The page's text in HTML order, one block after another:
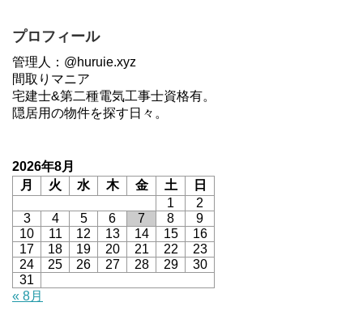
プロフィール
管理人：@huruie.xyz
間取りマニア
宅建士&第二種電気工事士資格有。
隠居用の物件を探す日々。
2026年8月
月
火 水 木 金 土
日
1
2
3
4 5 6 7 8
9
10
11 12 13 14 15
16
17
18 19 20 21 22
23
24
25 26 27 28 29
30
31
« 8月